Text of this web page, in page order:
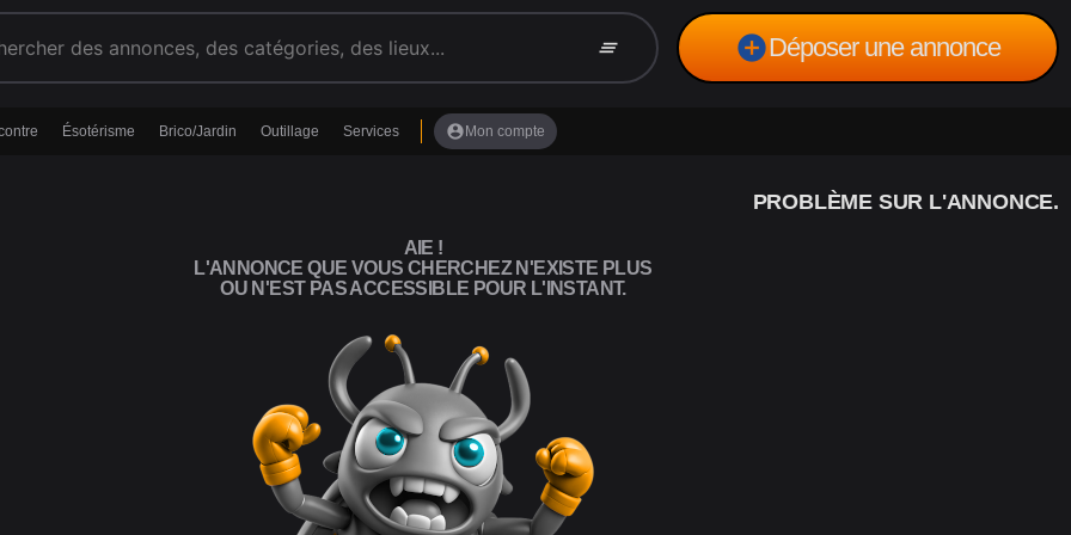
clear_all add_circleDéposer une annonce
Ésotérisme Brico/Jardin Outillage Services account_circle Mon compte
PROBLÈME SUR L'ANNONCE.
AIE !
L'ANNONCE QUE VOUS CHERCHEZ N'EXISTE PLUS
OU N'EST PAS ACCESSIBLE POUR L'INSTANT.